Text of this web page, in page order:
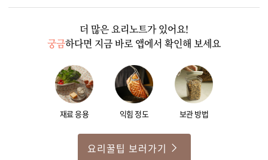
더 많은 요리노트가 있어요!
궁금하다면 지금 바로 앱에서 확인해 보세요
재료 응용 익힘 정도 보관 방법
요리꿀팁 보러가기